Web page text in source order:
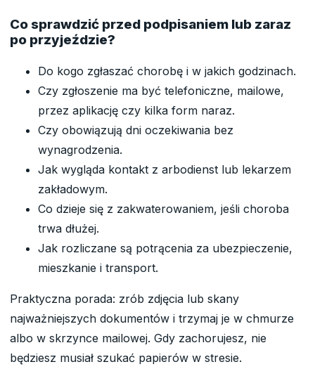
Co sprawdzić przed podpisaniem lub zaraz
po przyjeździe?
Do kogo zgłaszać chorobę i w jakich godzinach.
Czy zgłoszenie ma być telefoniczne, mailowe,
przez aplikację czy kilka form naraz.
Czy obowiązują dni oczekiwania bez
wynagrodzenia.
Jak wygląda kontakt z arbodienst lub lekarzem
zakładowym.
Co dzieje się z zakwaterowaniem, jeśli choroba
trwa dłużej.
Jak rozliczane są potrącenia za ubezpieczenie,
mieszkanie i transport.
Praktyczna porada: zrób zdjęcia lub skany
najważniejszych dokumentów i trzymaj je w chmurze
albo w skrzynce mailowej. Gdy zachorujesz, nie
będziesz musiał szukać papierów w stresie.